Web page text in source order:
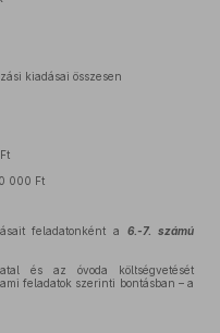
kiadásai összesen
000 Ft
feladatonként a6.-7. számú
és az óvoda költségvetését
feladatok szerinti bontásban – a